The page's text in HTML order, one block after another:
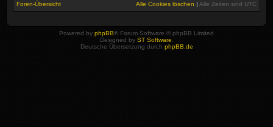
Foren-Übersicht Alle Cookies löschen | Alle Zeiten sind UTC
Powered by phpBB® Forum Software © phpBB Limited
Designed by ST Software
Deutsche Übersetzung durch phpBB.de